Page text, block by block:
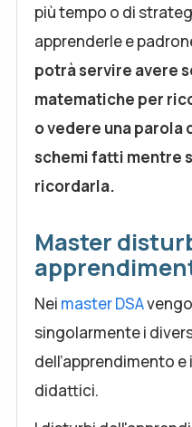
più tempo o di
apprenderle e
potrà servire avere
matematiche per
o vedere una parola
schemi fatti mentre
ricordarla.
Master
Nei master DSA
singolarmente i
dell’apprendimento
didattici.